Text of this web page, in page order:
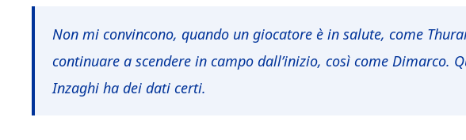
Non mi convincono, quando un giocatore è in salute, come
continuare a scendere in campo dall’inizio, così come Dimarco.
Inzaghi ha dei dati certi.